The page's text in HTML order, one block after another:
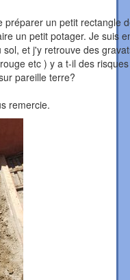
préparer un petit rectangle
un petit potager. Je suis
sol, et j'y retrouve des
etc ) y a t-il des
pareille terre?
remercie.